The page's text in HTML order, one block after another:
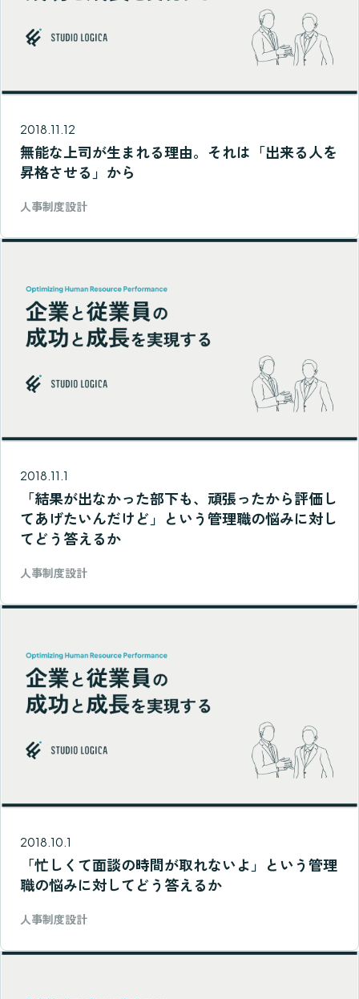
2018.11.12
無能な上司が生まれる理由。それは「出来る人を
昇格させる」から
人事制度設計
2018.11.1
「結果が出なかった部下も、頑張ったから評価し
てあげたいんだけど」という管理職の悩みに対し
てどう答えるか
人事制度設計
2018.10.1
「忙しくて面談の時間が取れないよ」という管理
職の悩みに対してどう答えるか
人事制度設計